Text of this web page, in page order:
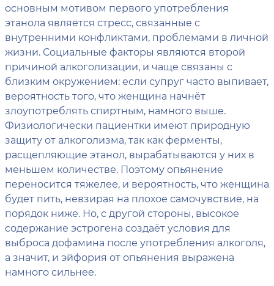
основным мотивом первого употребления
этанола является стресс, связанные с
внутренними конфликтами, проблемами в личной
жизни. Социальные факторы являются второй
причиной алкоголизации, и чаще связаны с
близким окружением: если супруг часто выпивает,
вероятность того, что женщина начнёт
злоупотреблять спиртным, намного выше.
Физиологически пациентки имеют природную
защиту от алкоголизма, так как ферменты,
расщепляющие этанол, вырабатываются у них в
меньшем количестве. Поэтому опьянение
переносится тяжелее, и вероятность, что женщина
будет пить, невзирая на плохое самочувствие, на
порядок ниже. Но, с другой стороны, высокое
содержание эстрогена создаёт условия для
выброса дофамина после употребления алкоголя,
а значит, и эйфория от опьянения выражена
намного сильнее.